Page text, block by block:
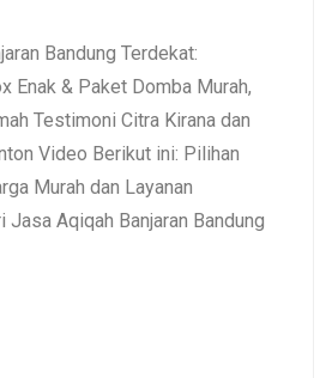
Bandung Terdekat:
Enak & Paket Domba Murah,
Testimoni Citra Kirana dan
Video Berikut ini: Pilihan
Murah dan Layanan
Jasa Aqiqah Banjaran Bandung